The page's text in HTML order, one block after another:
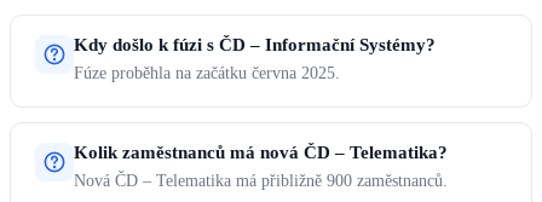
Kdy došlo k fúzi s ČD – Informační Systémy?
Fúze proběhla na začátku června 2025.
Kolik zaměstnanců má nová ČD – Telematika?
Nová ČD – Telematika má přibližně 900 zaměstnanců.